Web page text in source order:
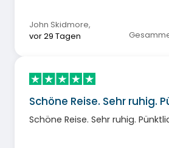
John Skidmore,
vor 29 Tagen
Schöne Reise. Sehr ruhig.
Schöne Reise. Sehr ruhig.